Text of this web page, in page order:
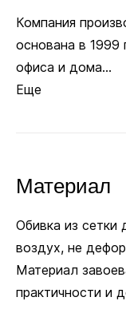
Пластиковые
покрытий.
и паркет.
Полиуретановые
В комплекте
Ø 11 мм
Компания
основана в 1999
офиса и дома...
Еще
Материал
Обивка из сетки
воздух, не
Материал
практичности и